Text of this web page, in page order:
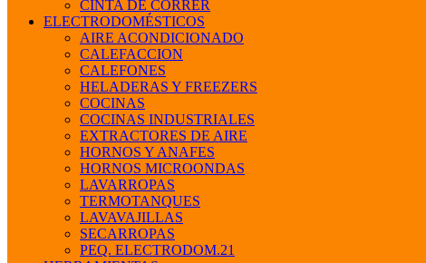
CINTA DE CORRER
ELECTRODOMÉSTICOS
AIRE ACONDICIONADO
CALEFACCION
CALEFONES
HELADERAS Y FREEZERS
COCINAS
COCINAS INDUSTRIALES
EXTRACTORES DE AIRE
HORNOS Y ANAFES
HORNOS MICROONDAS
LAVARROPAS
TERMOTANQUES
LAVAVAJILLAS
SECARROPAS
PEQ. ELECTRODOM.21